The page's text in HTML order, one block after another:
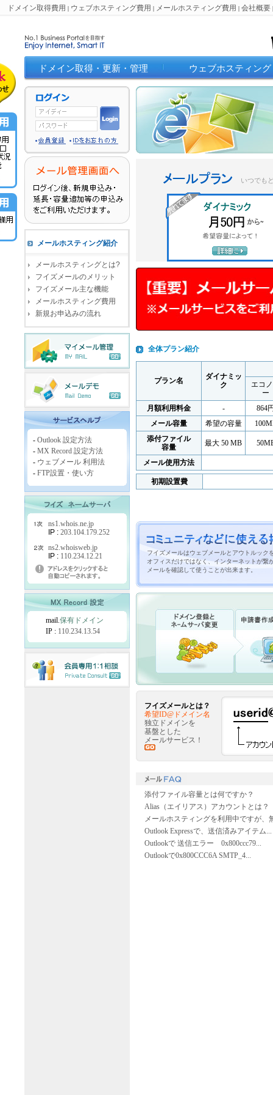
ドメイン取得費用 | ウェブホスティング費用 | メールホスティング費用 | 会社概要
ドメイン取得・更新・管理 ウェブホスティング
メールホスティング紹介
メールホスティングとは?
フイズメールのメリット
フイズメール主な機能
メールホスティング費用
新規お申込みの流れ
- Outlook 設定方法
- MX Record 設定方法
- ウェブメール 利用法
- FTP設置・使い方
ns1.whois.ne.jp
IP : 203.104.179.252
ns2.whoisweb.jp
IP : 110.234.12.21
mail. 保有ドメイン
IP : 110.234.13.54
いつでも
全体プラン紹介
プラン名
ダイナミッ
ク
エコ
ー
月額利用料金
-
864
メール容量
希望の容量
添付ファイル
容量
最大 50 MB
メール使用方法
初期設置費
フイズメールはウェブメールとアウトルック
オフィスだけではなく、インターネットが繋
メールを確認して使うことが出来ます。
フイズメールとは？
希望ID@ドメイン名
独立ドメインを
基盤とした
メールサービス！
添付ファイル容量とは何ですか？
Alias（エイリアス）アカウントとは？
メールホスティングを利用中ですが、
Outlook Expressで、送信済みアイテム...
Outlookで 送信エラー 0x800ccc79...
Outlookで0x800CCC6A SMTP_4...